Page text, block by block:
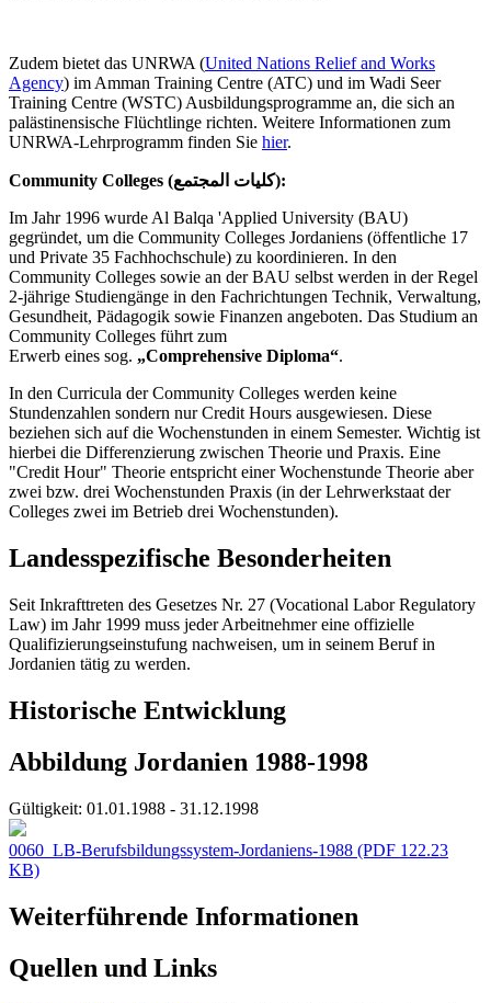
Zudem bietet das UNRWA (United Nations Relief and Works
Agency) im Amman Training Centre (ATC) und im Wadi Seer
Training Centre (WSTC) Ausbildungsprogramme an, die sich an
palästinensische Flüchtlinge richten. Weitere Informationen zum
UNRWA-Lehrprogramm finden Sie hier.
Community Colleges (كليات المجتمع):
Im Jahr 1996 wurde Al Balqa 'Applied University (BAU)
gegründet, um die Community Colleges Jordaniens (öffentliche 17
und Private 35 Fachhochschule) zu koordinieren. In den
Community Colleges sowie an der BAU selbst werden in der Regel
2-jährige Studiengänge in den Fachrichtungen Technik, Verwaltung,
Gesundheit, Pädagogik sowie Finanzen angeboten. Das Studium an
Community Colleges führt zum
Erwerb eines sog. „Comprehensive Diploma“.
In den Curricula der Community Colleges werden keine
Stundenzahlen sondern nur Credit Hours ausgewiesen. Diese
beziehen sich auf die Wochenstunden in einem Semester. Wichtig ist
hierbei die Differenzierung zwischen Theorie und Praxis. Eine
"Credit Hour" Theorie entspricht einer Wochenstunde Theorie aber
zwei bzw. drei Wochenstunden Praxis (in der Lehrwerkstaat der
Colleges zwei im Betrieb drei Wochenstunden).
Landesspezifische Besonderheiten
Seit Inkrafttreten des Gesetzes Nr. 27 (Vocational Labor Regulatory
Law) im Jahr 1999 muss jeder Arbeitnehmer eine offizielle
Qualifizierungseinstufung nachweisen, um in seinem Beruf in
Jordanien tätig zu werden.
Historische Entwicklung
Abbildung Jordanien 1988-1998
Gültigkeit: 01.01.1988 - 31.12.1998
0060_LB-Berufsbildungssystem-Jordaniens-1988 (PDF 122.23
KB)
Weiterführende Informationen
Quellen und Links